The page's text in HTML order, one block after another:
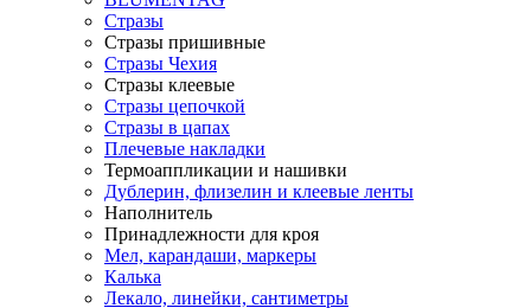
Стразы
Стразы пришивные
Стразы Чехия
Стразы клеевые
Стразы цепочкой
Стразы в цапах
Плечевые накладки
Термоаппликации и нашивки
Дублерин, флизелин и клеевые ленты
Наполнитель
Принадлежности для кроя
Мел, карандаши, маркеры
Калька
Лекало, линейки, сантиметры